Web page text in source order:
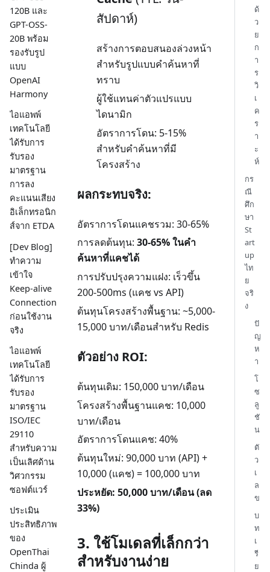
120B และ
GPT-OSS-
20B พร้อม
รองรับรูป
แบบ
OpenAI
Harmony
ไอแอพพ์
เทคโนโลยี
ได้รับการ
รับรอง
มาตรฐาน
การลง
คะแนนเสียง
อิเล็กทรอนิก
ส์จาก ETDA
[Dev Blog]
ทำความ
เข้าใจ
Keep-alive
Connection
ก่อนใช้งาน
จริง
ไอแอพพ์
เทคโนโลยี
ได้รับการ
รับรอง
มาตรฐาน
ISO/IEC
29110
สำหรับความ
เป็นเลิศด้าน
วิศวกรรม
ซอฟต์แวร์
ประเมิน
ประสิทธิภาพ
ของ
OpenThai
Chinda ผู้
สัปดาห์)
สร้างการตอบสนองล่วงหน้า
สำหรับรูปแบบคำค้นหาที่
ทราบ
ผู้ใช้แทนค่าตัวแปรแบบ
ไดนามิก
อัตราการโดน: 5-15%
สำหรับคำค้นหาที่มี
โครงสร้าง
ผลกระทบจริง:
อัตราการโดนแคชรวม: 30-65%
การลดต้นทุน: 30-65% ในคำ
ค้นหาที่แคชได้
การปรับปรุงความแฝง: เร็วขึ้น
200-500ms (แคช vs API)
ต้นทุนโครงสร้างพื้นฐาน: ~5,000-
15,000 บาท/เดือนสำหรับ Redis
ตัวอย่าง ROI:
ต้นทุนเดิม: 150,000 บาท/เดือน
โครงสร้างพื้นฐานแคช: 10,000
บาท/เดือน
อัตราการโดนแคช: 40%
ต้นทุนใหม่: 90,000 บาท (API) +
10,000 (แคช) = 100,000 บาท
ประหยัด: 50,000 บาท/เดือน (ลด
33%)
3. ใช้โมเดลที่เล็กกว่า
สำหรับงานง่าย
ด้
ว
ย
ก
า
ร
วิ
เ
ค
ร
า
ะ
ห์
กร
ณี
ศึก
ษา
St
art
up
ไท
ย
จริ
ง
ปั
ญ
ห
า
โ
ซ
ลู
ชั
น
ตั
ว
เ
ล
ข
บ
ท
เ
รี
ย